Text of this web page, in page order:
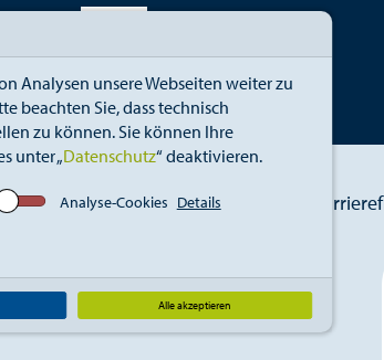
Analysen unsere Webseiten weiter zu
beachten Sie, dass technisch
zu können. Sie können Ihre
unter „Datenschutz“ deaktivieren.
Analyse-Cookies Details
Alle akzeptieren
Whistleblower Erklärung zur